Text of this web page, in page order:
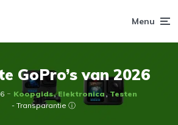
Menu
GoPro’s van 2026
Koopgids Elektronica
Testen
- Transparantie ⓘ